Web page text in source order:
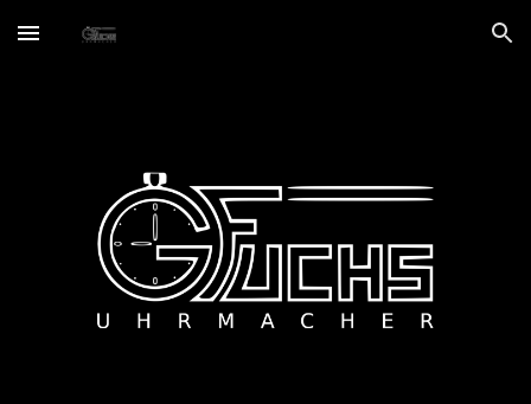
Skip to main content Skip to navigation